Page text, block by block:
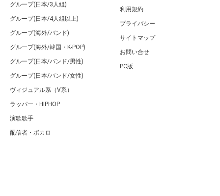
グループ(日本/3人組)
グループ(日本/4人組以上)
グループ(海外/バンド)
グループ(海外/韓国・K-POP)
グループ(日本/バンド/男性)
グループ(日本/バンド/女性)
ヴィジュアル系（V系）
ラッパー・HIPHOP
演歌歌手
配信者・ボカロ
利用規約
プライバシー
サイトマップ
お問い合せ
PC版